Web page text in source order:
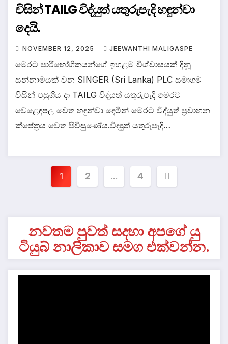
විසින් TAILG විද්යුත් යතුරුපැදි හඳුන්වා
දෙයි.
NOVEMBER 12, 2025 JEEWANTHI MALIGASPE
මෙරට පාරිභෝගිකයන්ගේ ඉහළම විශ්වාසයක් දිනූ
සන්නාමයක් වන SINGER (Sri Lanka) PLC සමාගම
විසින් පසුගිය දා TAILG විද්යුත් යතුරුපැදි මෙරට
වෙළෙඳපල වෙත හඳුන්වා දෙමින් මෙරට විද්යුත් ප්‍රවාහන
ක්ෂේත්‍රය වෙත පිවිසුණේය.විද්‍යුත් යතුරුපැදි…
Posts
1 2 … 4
නවතම පුවත් සදහා අපගේ යු
ටියුබ් නාලිකාව සමග එක්වන්න.